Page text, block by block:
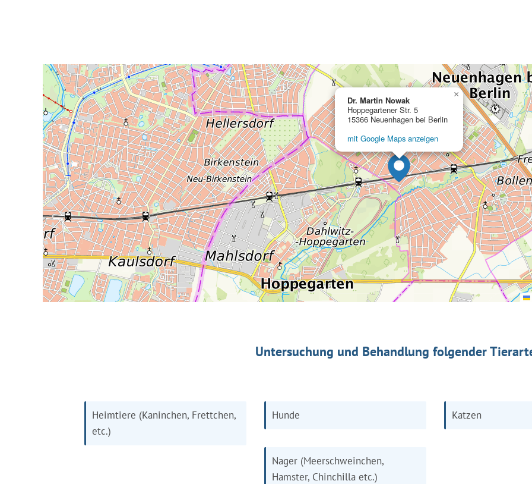
Dr. Martin Nowak
Hoppegartener Str. 5
15366 Neuenhagen bei Berlin
mit Google Maps anzeigen
×
Untersuchung und Behandlung folgender
Heimtiere (Kaninchen, Frettchen,
etc.)
Hunde Katzen
Nager (Meerschweinchen,
Hamster, Chinchilla etc.)